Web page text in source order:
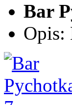
Bar
Opis: